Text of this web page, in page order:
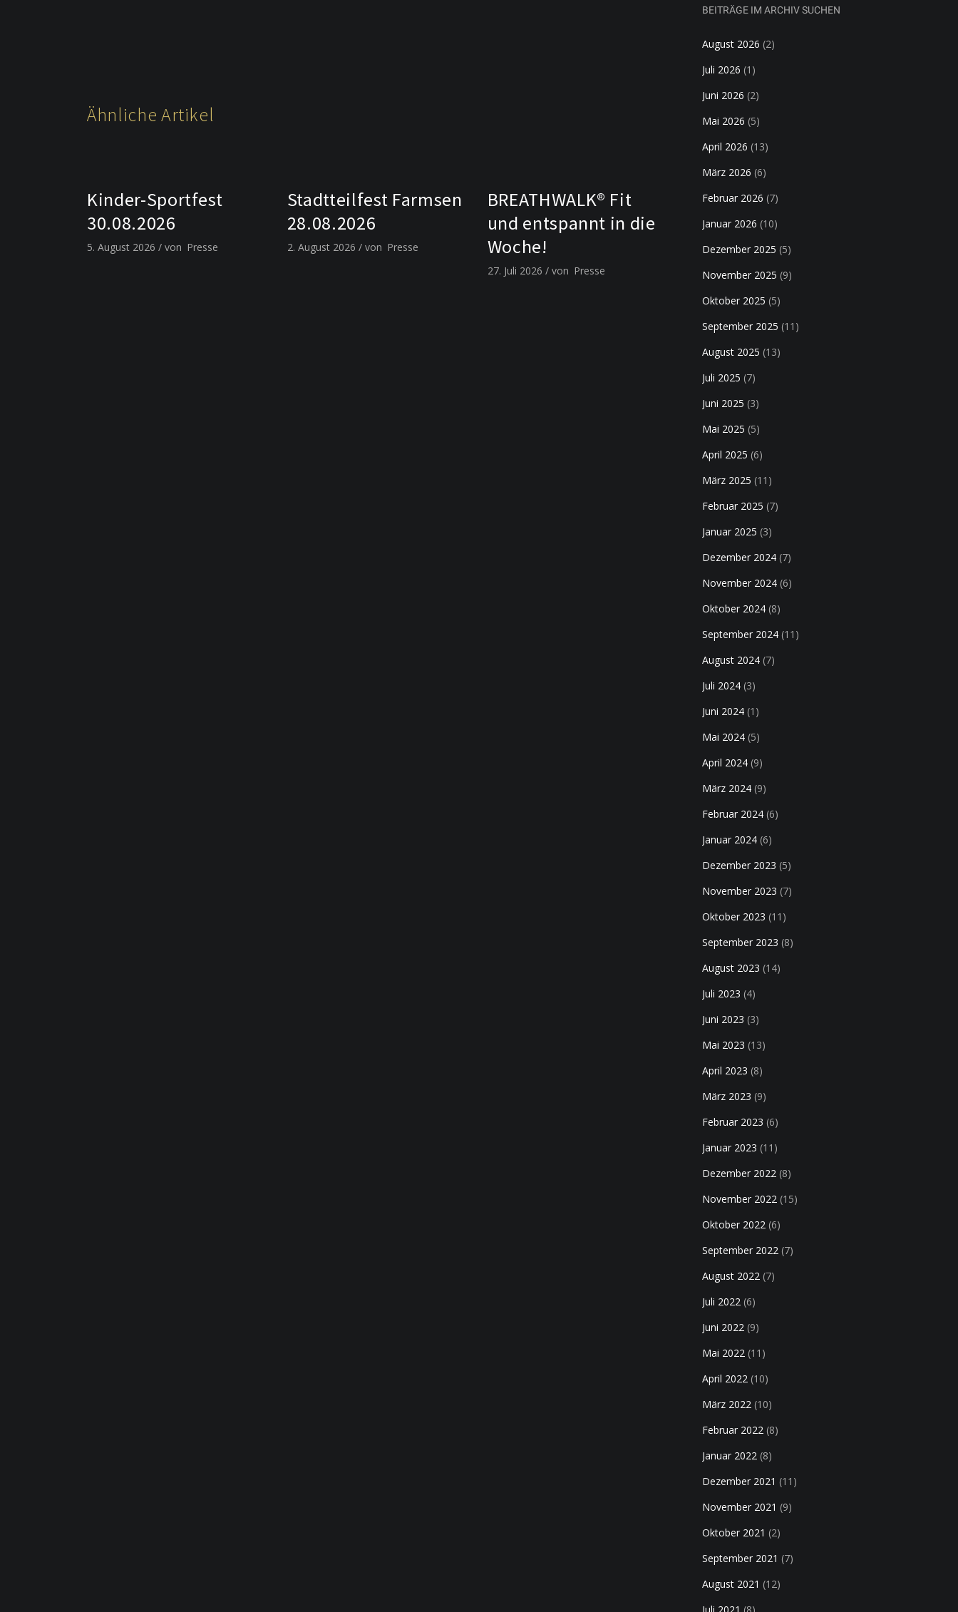
Ähnliche Artikel
Kinder-Sportfest
30.08.2026
5. August 2026 von Presse
Stadtteilfest Farmsen
28.08.2026
2. August 2026 von Presse
BREATHWALK® Fit
und entspannt in die
Woche!
27. Juli 2026 von Presse
BEITRÄGE IM ARCHIV SUCHEN
August 2026 (2)
Juli 2026 (1)
Juni 2026 (2)
Mai 2026 (5)
April 2026 (13)
März 2026 (6)
Februar 2026 (7)
Januar 2026 (10)
Dezember 2025 (5)
November 2025 (9)
Oktober 2025 (5)
September 2025 (11)
August 2025 (13)
Juli 2025 (7)
Juni 2025 (3)
Mai 2025 (5)
April 2025 (6)
März 2025 (11)
Februar 2025 (7)
Januar 2025 (3)
Dezember 2024(7)
November 2024(6)
Oktober 2024(8)
September 2024(11)
August 2024(7)
Juli 2024(3)
Juni 2024(1)
Mai 2024(5)
April 2024(9)
März 2024(9)
Februar 2024(6)
Januar 2024(6)
Dezember 2023 (5)
November 2023 (7)
Oktober 2023 (11)
September 2023 (8)
August 2023 (14)
Juli 2023 (4)
Juni 2023 (3)
Mai 2023 (13)
April 2023 (8)
März 2023 (9)
Februar 2023 (6)
Januar 2023 (11)
Dezember 2022(8)
November 2022(15)
Oktober 2022(6)
September 2022(7)
August 2022(7)
Juli 2022(6)
Juni 2022(9)
Mai 2022(11)
April 2022(10)
März 2022(10)
Februar 2022(8)
Januar 2022(8)
Dezember 2021 (11)
November 2021 (9)
Oktober 2021 (2)
September 2021 (7)
August 2021 (12)